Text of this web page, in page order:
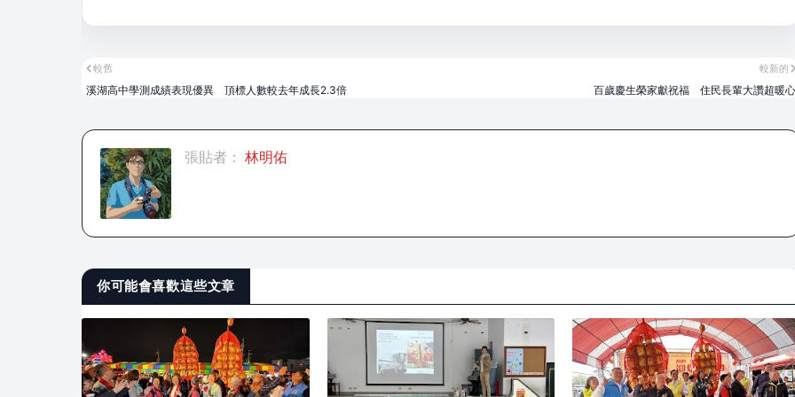
較新的
百歲慶生榮家獻祝福 住民長輩大讚超暖心
較舊
溪湖高中學測成績表現優異 頂標人數較去年成長2.3倍
張貼者： 林明佑
你可能會喜歡這些文章